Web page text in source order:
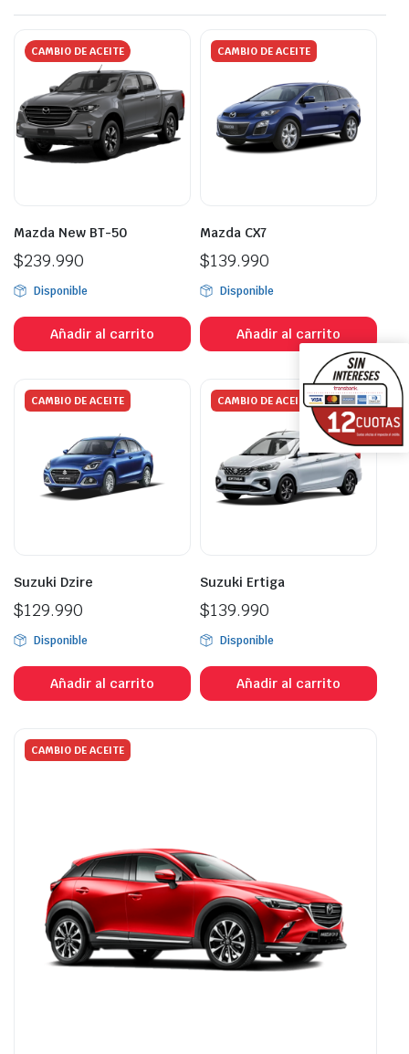
CAMBIO DE ACEITE
Mazda New BT-50
$239.990
Disponible
Añadir al carrito
CAMBIO DE ACEITE
Mazda CX7
$139.990
Disponible
Añadir al carrito
CAMBIO DE ACEITE
Suzuki Dzire
$129.990
Disponible
Añadir al carrito
CAMBIO DE ACEITE
Suzuki Ertiga
$139.990
Disponible
Añadir al carrito
CAMBIO DE ACEITE